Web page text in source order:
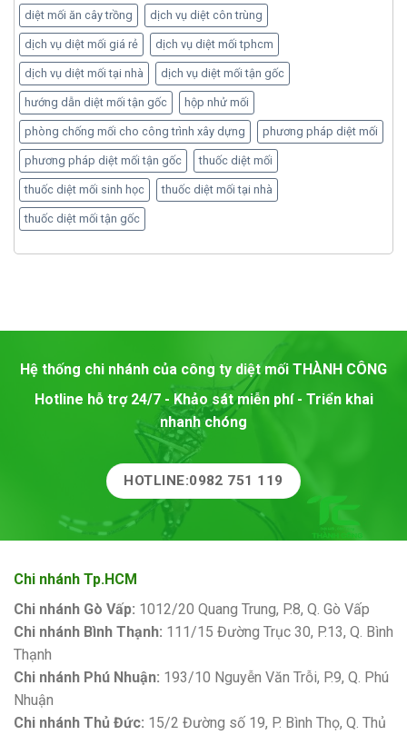
diệt mối ăn cây trồng dịch vụ diệt côn trùng
dịch vụ diệt mối giá rẻ dịch vụ diệt mối tphcm
dịch vụ diệt mối tại nhà dịch vụ diệt mối tận gốc
hướng dẫn diệt mối tận gốc hộp nhử mối
phòng chống mối cho công trình xây dựng phương pháp diệt mối
phương pháp diệt mối tận gốc thuốc diệt mối
thuốc diệt mối sinh học thuốc diệt mối tại nhà
thuốc diệt mối tận gốc
Hệ thống chi nhánh của công ty diệt mối THÀNH CÔNG
Hotline hỗ trợ 24/7 - Khảo sát miễn phí - Triển khai
nhanh chóng
HOTLINE:0982 751 119
Chi nhánh Tp.HCM
Chi nhánh Gò Vấp: 1012/20 Quang Trung, P.8, Q. Gò Vấp
Chi nhánh Bình Thạnh: 111/15 Đường Trục 30, P.13, Q. Bình
Thạnh
Chi nhánh Phú Nhuận: 193/10 Nguyễn Văn Trỗi, P.9, Q. Phú
Nhuận
Chi nhánh Thủ Đức: 15/2 Đường số 19, P. Bình Thọ, Q. Thủ